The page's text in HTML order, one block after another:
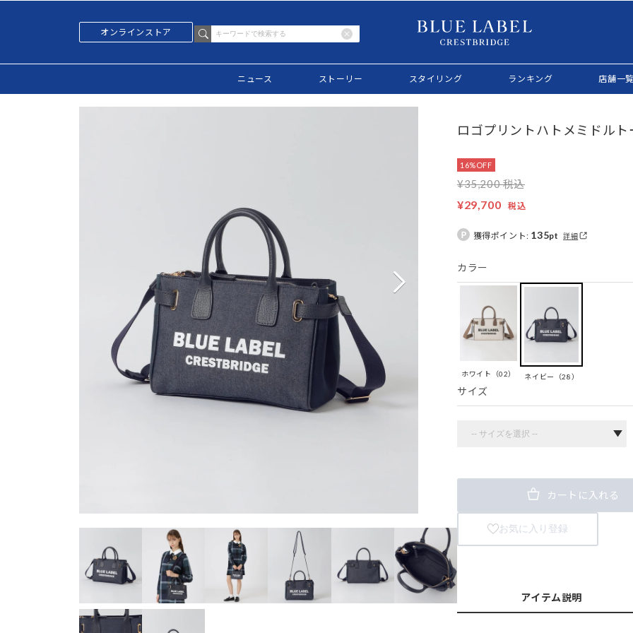
オンラインストア
ニュース ストーリー スタイリング ランキング 店舗一
ロゴプリントハトメミドルト
16%OFF
¥35,200 税込
¥29,700 税込
獲得ポイント: 135pt 詳細
カラー
ホワイト（02） ネイビー（28）
サイズ
カートに入れる
お気に入り登録
アイテム説明